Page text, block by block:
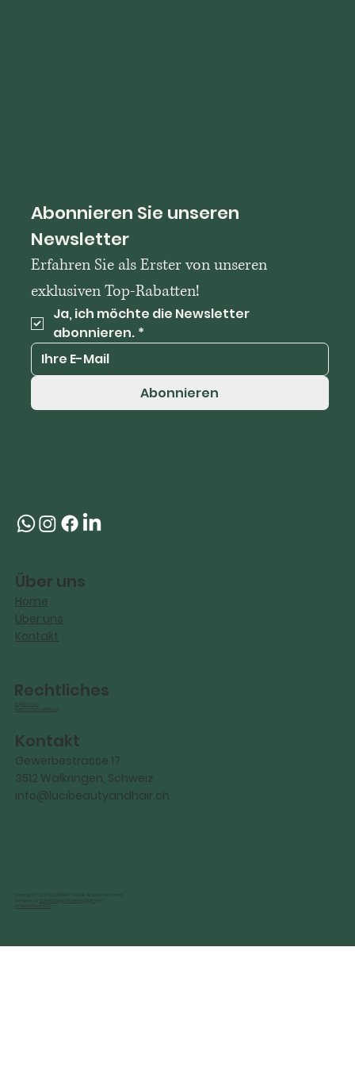
Über uns
Home
Über uns
Kontakt
Rechtliches
Datenschutzerklärung
Kontakt
Gewerbestrasse 17
3512 Walkringen, Schweiz
info@lucibeautyandhair.ch
Copyright © 2025 | LUCI BEAUTY & HAIR. All rights Reserved.
Valeria Dogan Marketing Digital
Abonnieren Sie unseren
Newsletter
Erfahren Sie als Erster von unseren
exklusiven Top-Rabatten!
Ja, ich möchte die Newsletter
abonnieren. *
Abonnieren